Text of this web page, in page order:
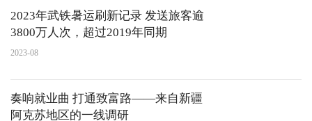
2023年武铁暑运刷新记录 发送旅客逾
3800万人次，超过2019年同期
2023-08
奏响就业曲 打通致富路——来自新疆
阿克苏地区的一线调研